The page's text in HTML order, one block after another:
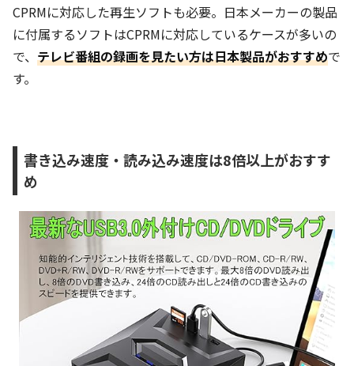
CPRMに対応した再生ソフトも必要。日本メーカーの製品
に付属するソフトはCPRMに対応しているケースが多いの
で、 テレビ番組の録画を見たい方は日本製品がおすすめで
す。
書き込み速度・読み込み速度は8倍以上がおすす
め